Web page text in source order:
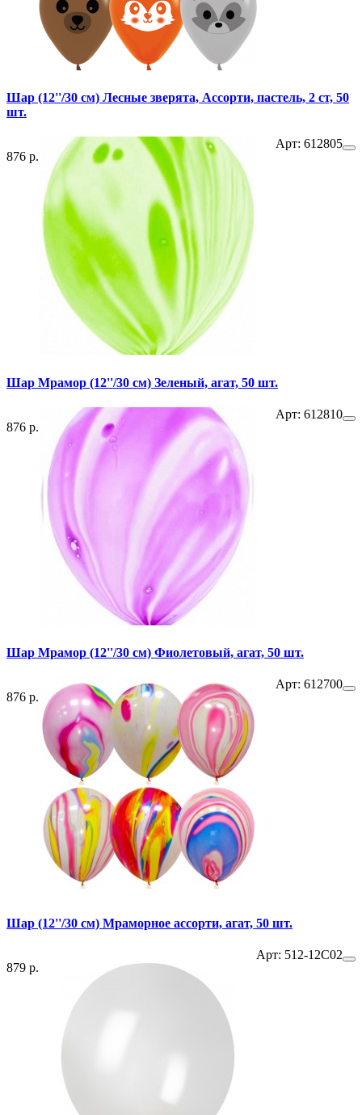
Шар (12''/30 см) Лесные зверята, Ассорти, пастель, 2 ст, 50
шт.
876 р.
Арт: 612805
Шар Мрамор (12''/30 см) Зеленый, агат, 50 шт.
876 р.
Арт: 612810
Шар Мрамор (12''/30 см) Фиолетовый, агат, 50 шт.
876 р.
Арт: 612700
Шар (12''/30 см) Мраморное ассорти, агат, 50 шт.
879 р.
Арт: 512-12C02